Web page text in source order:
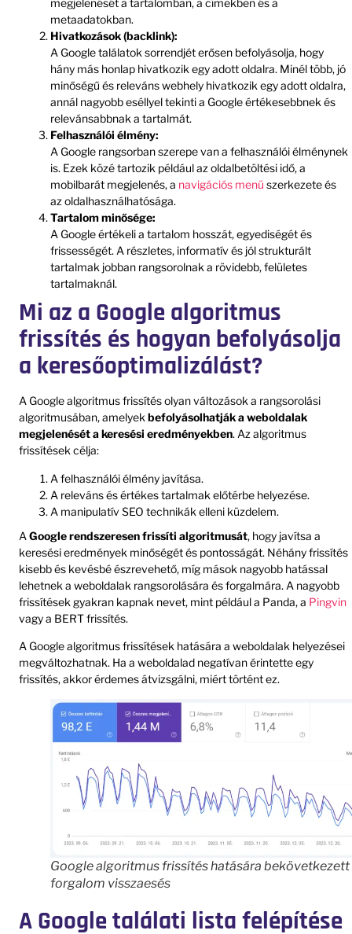
megjelenését a tartalomban, a címekben és a
metaadatokban.
Hivatkozások (backlink):
A Google találatok sorrendjét erősen befolyásolja, hogy
hány más honlap hivatkozik egy adott oldalra. Minél több, jó
minőségű és releváns webhely hivatkozik egy adott oldalra,
annál nagyobb eséllyel tekinti a Google értékesebbnek és
relevánsabbnak a tartalmát.
Felhasználói élmény:
A Google rangsorban szerepe van a felhasználói élménynek
is. Ezek közé tartozik például az oldalbetöltési idő, a
mobilbarát megjelenés, a navigációs menü szerkezete és
az oldalhasználhatósága.
Tartalom minősége:
A Google értékeli a tartalom hosszát, egyediségét és
frissességét. A részletes, informatív és jól strukturált
tartalmak jobban rangsorolnak a rövidebb, felületes
tartalmaknál.
Mi az a Google algoritmus
frissítés és hogyan befolyásolja
a keresőoptimalizálást?
A Google algoritmus frissítés olyan változások a rangsorolási
algoritmusában, amelyek befolyásolhatják a weboldalak
megjelenését a keresési eredményekben. Az algoritmus
frissítések célja:
A felhasználói élmény javítása.
A releváns és értékes tartalmak előtérbe helyezése.
A manipulatív SEO technikák elleni küzdelem.
AGoogle rendszeresen frissíti algoritmusát, hogy javítsa a
keresési eredmények minőségét és pontosságát. Néhány frissítés
kisebb és kevésbé észrevehető, míg mások nagyobb hatással
lehetnek a weboldalak rangsorolására és forgalmára. A nagyobb
frissítések gyakran kapnak nevet, mint például a Panda, a Pingvin
vagy a BERT frissítés.
A Google algoritmus frissítések hatására a weboldalak helyezései
megváltozhatnak. Ha a weboldalad negatívan érintette egy
frissítés, akkor érdemes átvizsgálni, miért történt ez.
Google algoritmus frissítés hatására bekövetkezett
forgalom visszaesés
A Google találati lista felépítése